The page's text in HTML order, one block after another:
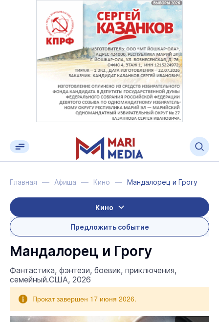
Главная Афиша Кино Мандалорец и Грогу
Кино
Предложить событие
Мандалорец и Грогу
Фантастика, фэнтези, боевик, приключения,
семейный.США, 2026
Прокат завершен 17 июня 2026.